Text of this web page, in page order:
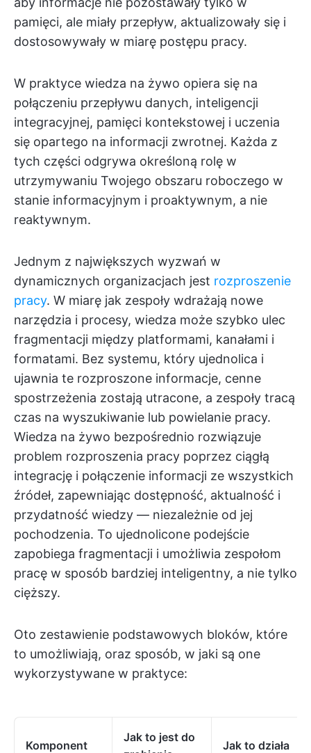
pamięci, ale miały przepływ, aktualizowały się i
dostosowywały w miarę postępu pracy.
W praktyce wiedza na żywo opiera się na
połączeniu przepływu danych, inteligencji
integracyjnej, pamięci kontekstowej i uczenia
się opartego na informacji zwrotnej. Każda z
tych części odgrywa określoną rolę w
utrzymywaniu Twojego obszaru roboczego w
stanie informacyjnym i proaktywnym, a nie
reaktywnym.
Jednym z największych wyzwań w
dynamicznych organizacjach jest rozproszenie
pracy. W miarę jak zespoły wdrażają nowe
narzędzia i procesy, wiedza może szybko ulec
fragmentacji między platformami, kanałami i
formatami. Bez systemu, który ujednolica i
ujawnia te rozproszone informacje, cenne
spostrzeżenia zostają utracone, a zespoły tracą
czas na wyszukiwanie lub powielanie pracy.
Wiedza na żywo bezpośrednio rozwiązuje
problem rozproszenia pracy poprzez ciągłą
integrację i połączenie informacji ze wszystkich
źródeł, zapewniając dostępność, aktualność i
przydatność wiedzy — niezależnie od jej
pochodzenia. To ujednolicone podejście
zapobiega fragmentacji i umożliwia zespołom
pracę w sposób bardziej inteligentny, a nie tylko
cięższy.
Oto zestawienie podstawowych bloków, które
to umożliwiają, oraz sposób, w jaki są one
wykorzystywane w praktyce:
Komponent
Jak to jest do
Jak to działa